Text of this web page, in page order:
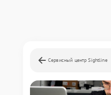
Сервисный центр Sightline